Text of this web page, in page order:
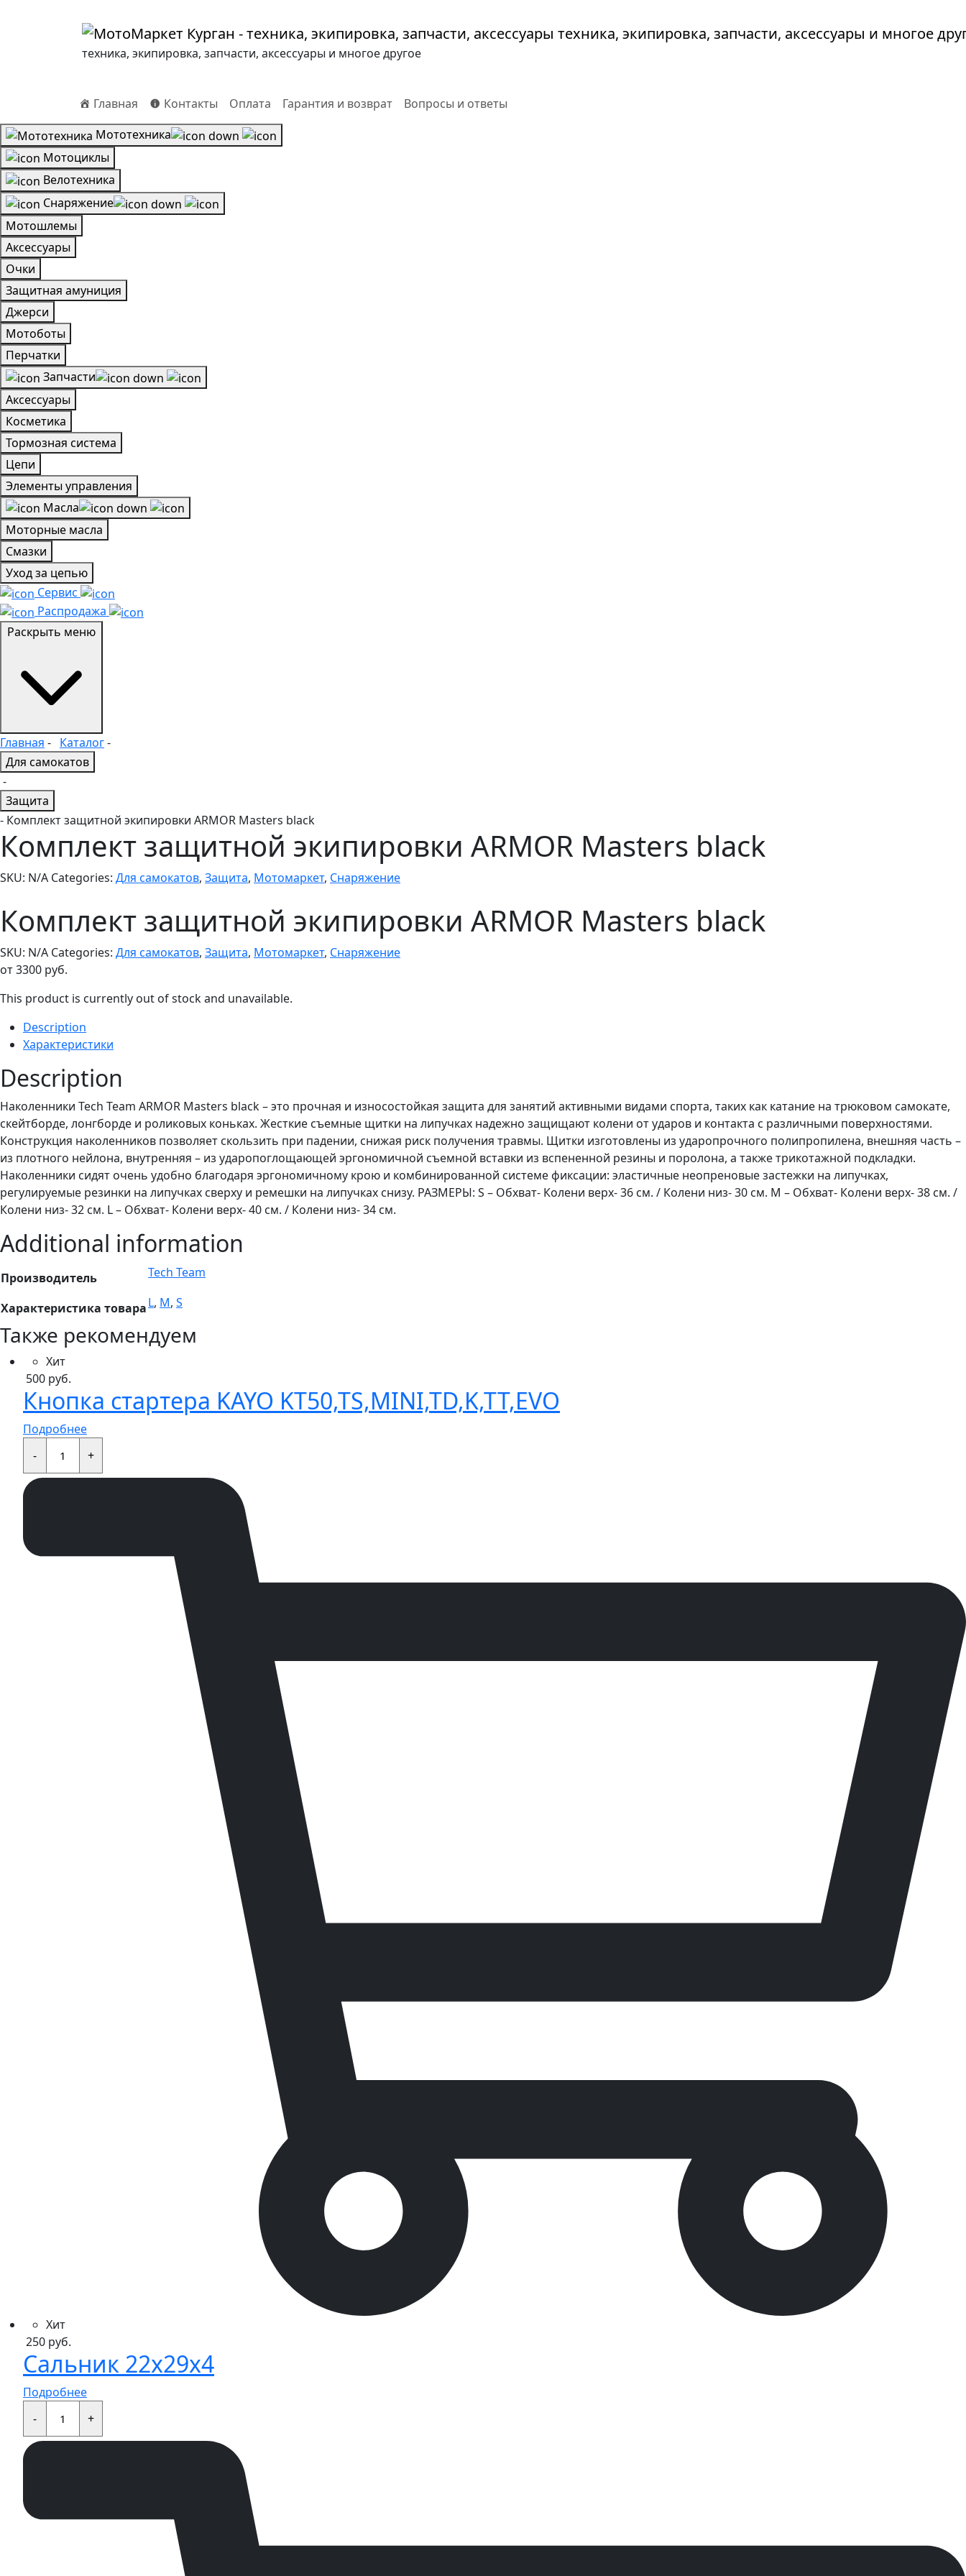
техника, экипировка, запчасти, аксессуары и многое другое
Главная Контакты Оплата Гарантия и возврат
Вопросы и ответы
Мототехника
Мотоциклы
Велотехника
Снаряжение
Мотошлемы
Аксессуары
Очки
Защитная амуниция
Джерси
Мотоботы
Перчатки
Запчасти
Аксессуары
Косметика
Тормозная система
Цепи
Элементы управления
Масла
Моторные масла
Смазки
Уход за цепью
Сервис
Распродажа
Главная - Каталог-
Для самокатов
-
Защита
- Комплект защитной экипировки ARMOR Masters black
Комплект защитной экипировки ARMOR Masters black
SKU: N/A Categories: Для самокатов, Защита, Мотомаркет, Снаряжение
Комплект защитной экипировки ARMOR Masters black
SKU: N/A Categories: Для самокатов, Защита, Мотомаркет, Снаряжение
от3300 руб.
This product is currently out of stock and unavailable.
Description
Характеристики
Description
Наколенники Tech Team ARMOR Masters black – это прочная и износостойкая защита для занятий активными видами спорта, таких как катание на трюковом самокате,
скейтборде, лонгборде и роликовых коньках. Жесткие съемные щитки на липучках надежно защищают колени от ударов и контакта с различными поверхностями.
Конструкция наколенников позволяет скользить при падении, снижая риск получения травмы. Щитки изготовлены из ударопрочного полипропилена, внешняя часть –
из плотного нейлона, внутренняя – из ударопоглощающей эргономичной съемной вставки из вспененной резины и поролона, а также трикотажной подкладки.
Наколенники сидят очень удобно благодаря эргономичному крою и комбинированной системе фиксации: эластичные неопреновые застежки на липучках,
регулируемые резинки на липучках сверху и ремешки на липучках снизу. РАЗМЕРЫ: S – Обхват- Колени верх- 36 см. / Колени низ- 30 см. M – Обхват- Колени верх- 38 см. /
Колени низ- 32 см. L – Обхват- Колени верх- 40 см. / Колени низ- 34 см.
Additional information
Производитель Tech Team
Характеристика товараL, M, S
Также рекомендуем
Хит
500 руб.
Кнопка стартера KAYO KT50,TS,MINI,TD,K,TT,EVO
Подробнее
-
Кнопка
стартера
KT50,TS,MINI,TD,K,TT,EVO
+
Хит
250 руб.
Сальник 22x29x4
Подробнее
-
Сальник
22x29x4+